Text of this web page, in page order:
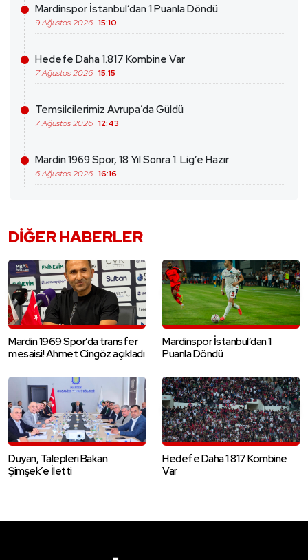
Mardinspor İstanbul’dan 1 Puanla Döndü
9 Ağustos 2026 15:10
Hedefe Daha 1.817 Kombine Var
7 Ağustos 2026 15:15
Temsilcilerimiz Avrupa’da Güldü
7 Ağustos 2026 12:43
Mardin 1969 Spor, 18 Yıl Sonra 1. Lig’e Hazır
6 Ağustos 2026 16:16
DIĞER HABERLER
Mardin 1969 Spor’da transfer
mesaisi! Ahmet Cingöz açıkladı
Mardinspor İstanbul’dan 1
Puanla Döndü
Duyan, Talepleri Bakan
Şimşek’e İletti
Hedefe Daha 1.817 Kombine
Var